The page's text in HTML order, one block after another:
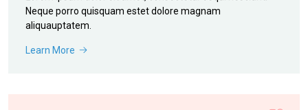
Neque porro quisquam estet dolore magnam
aliquauptatem.
Learn More